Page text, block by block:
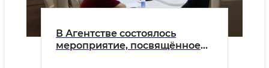
В Агентстве состоялось
мероприятие, посвящённое